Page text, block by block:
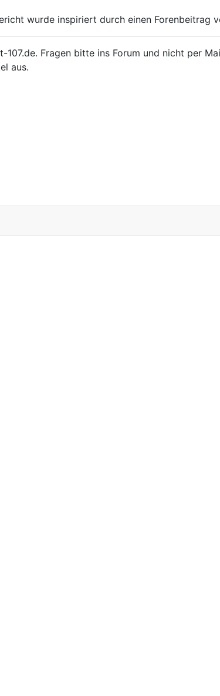
wurde inspiriert durch einen Forenbeitrag
Fragen bitte ins Forum und nicht per
aus.